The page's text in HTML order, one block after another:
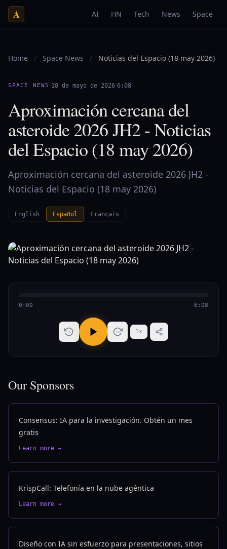
A AI HN Tech News Space
Home / Space News / Noticias del Espacio (18 may 2026)
SPACE NEWS ·18 de mayo de 2026·6:08
Aproximación cercana del
asteroide 2026 JH2 - Noticias
del Espacio (18 may 2026)
Aproximación cercana del asteroide 2026 JH2 -
Noticias del Espacio (18 may 2026)
English Español Français
0:00 6:08
15 15 1x
Our Sponsors
Consensus: IA para la investigación. Obtén un mes
gratis
Learn more →
KrispCall: Telefonía en la nube agéntica
Learn more →
Diseño con IA sin esfuerzo para presentaciones, sitios